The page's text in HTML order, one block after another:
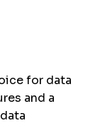
for data
and a